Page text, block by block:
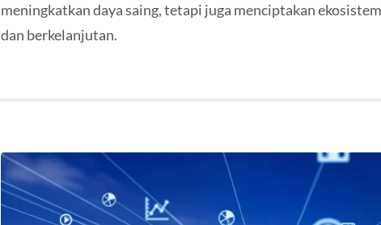
meningkatkan daya saing, tetapi juga menciptakan
dan berkelanjutan.